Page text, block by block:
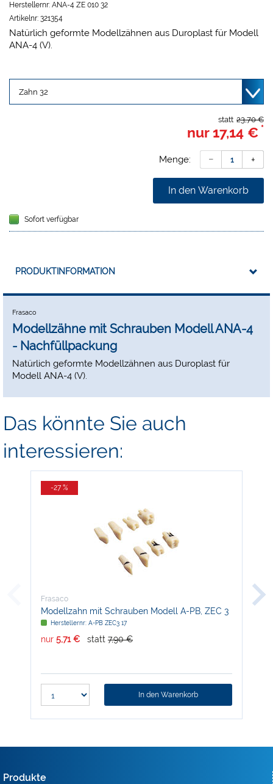
Herstellernr: ANA-4 ZE 010 32
Artikelnr: 321354
Natürlich geformte Modellzähnen aus Duroplast für Modell
ANA-4 (V).
23,70 €
statt
nur 17,14 € *
Menge:
In den Warenkorb
Sofort verfügbar
PRODUKTINFORMATION
Frasaco
Modellzähne mit Schrauben Modell ANA-4
- Nachfüllpackung
Natürlich geformte Modellzähnen aus Duroplast für
Modell ANA-4 (V).
Das könnte Sie auch
interessieren:
-27 %
Frasaco
Modellzahn mit Schrauben Modell A-PB, ZEC 3
Herstellernr: A-PB ZEC3 17
nur 5,71 € statt 7,90 €
In den Warenkorb
Produkte